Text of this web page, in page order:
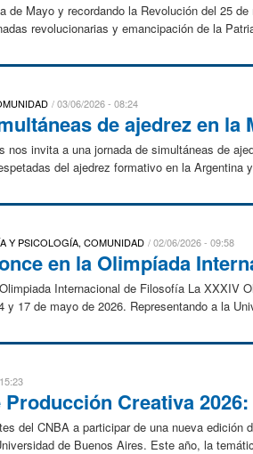
de Mayo y recordando la Revolución del 25
revolucionarias y emancipación de la
03/06/2026 - 08:24
de ajedrez en la
nos invita a una jornada de simultáneas de
del ajedrez formativo en la Argentina
Y PSICOLOGÍA, COMUNIDAD 02/06/2026 - 09:58
en la Olimpíada
Internacional de Filosofía La XXXIV
y 17 de mayo de 2026. Representando a la
Creativa
del CNBA a participar de una nueva
de Buenos Aires. Este año, la